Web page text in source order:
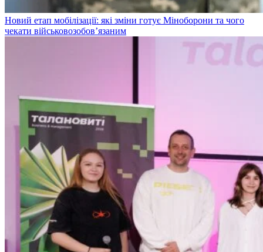
Новий етап мобілізації: які зміни готує Міноборони та чого
чекати військовозобов’язаним